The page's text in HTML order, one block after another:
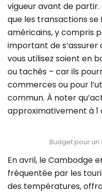
vigueur avant de
que les transactions se
américains, y compris
important de s’assurer
vous utilisez soient en
ou tachés – car ils
commerces ou pour
commun. À noter
approximativement à 1
Budget pour
En avril, le Cambodge
fréquentée par les
des températures,